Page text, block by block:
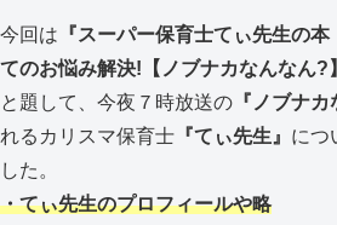
今回は 『スーパー保育士てぃ先生の
てのお悩み解決!【ノブナカなんなん?
と題して、今夜７時放送の 『ノブナカ
れるカリスマ保育士 『てぃ先生』 につ
した。
・てぃ先生のプロフィールや略